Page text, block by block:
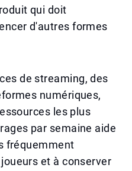
qui doit
d'autres formes
de streaming, des
numériques,
les plus
par semaine aide
fréquemment
et à conserver